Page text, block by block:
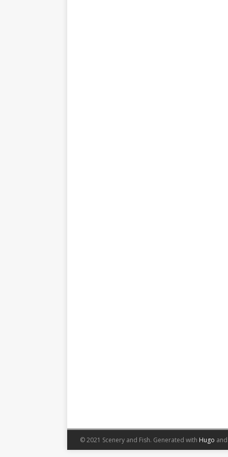
© 2021 Scenery and Fish. Generated with Hugo and